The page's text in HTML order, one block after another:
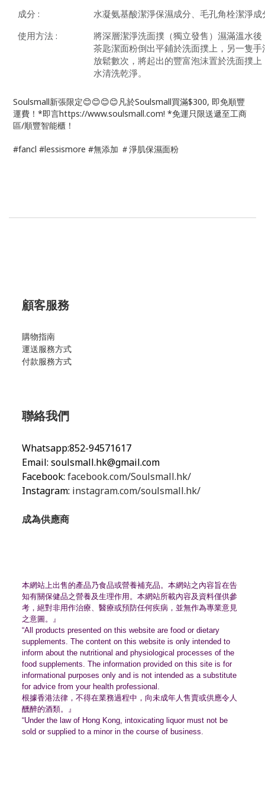
成分 :
水凝氨基酸潔淨保濕成分、毛孔角栓潔淨成
使用方法 :
將深層潔淨洗面撲（獨立發售）濕滿溫水
茶匙潔面粉倒出平鋪於洗面撲上，另一隻
放鬆數次，將起出的豐富泡沫置於洗面撲
水清洗乾淨。
Soulsmall新張限定😊😊😊😊凡於Soulsmall買滿$300, 即免順豐
運費！*即言https://www.soulsmall.com! *免運只限送遞至工商
區/順豐智能櫃！
#fancl #lessismore #無添加 ＃淨肌保濕面粉
顧客服務
購物指南
運送服務方式
付款服務方式
聯絡我們
Whatsapp:852-94571617
Email: soulsmall.hk@gmail.com
Facebook: facebook.com/Soulsmall.hk/
Instagram: instagram.com/soulsmall.hk/
成為供應商
本網站上出售的產品乃食品或營養補充品。 本網站之內容旨在告
知有關保健品之營養及生理作用。 本網站所載內容及資料僅供參
考，絕對非用作治療、 醫療或預防任何疾病，並無作為專業意見
之意圖。』
“All products presented on this website are food or dietary
supplements. The content on this website is only intended to
inform about the nutritional and physiological processes of the
food supplements. The information provided on this site is for
informational purposes only and is not intended as a substitute
for advice from your health professional.
根據香港法律，不得在業務過程中， 向未成年人售賣或供應令人
醺醉的酒類。』
“Under the law of Hong Kong, intoxicating liquor must not be
sold or supplied to a minor in the course of business.